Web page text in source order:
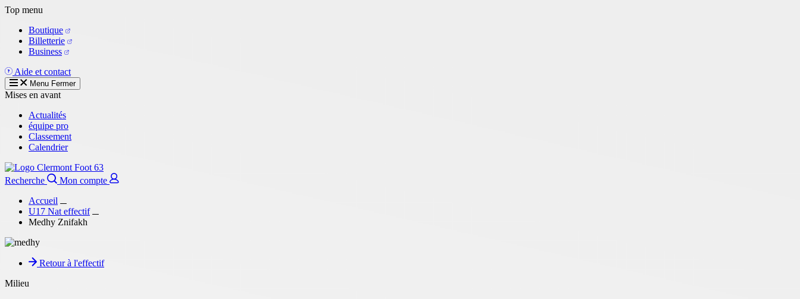
Aller
contenu
principal
Top menu
Boutique
Billetterie
Business
Aide et contact
Menu Fermer
Mises en avant
Actualités
équipe pro
Classement
Calendrier
Recherche
Mon compte
Accueil
U17 Nat effectif
Medhy Znifakh
Retour à l'effectif
Milieu